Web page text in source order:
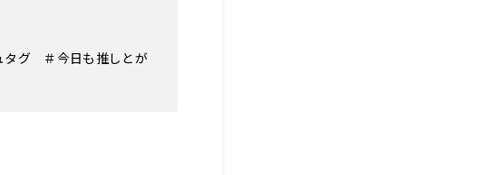
タグ ＃今日も推しとが